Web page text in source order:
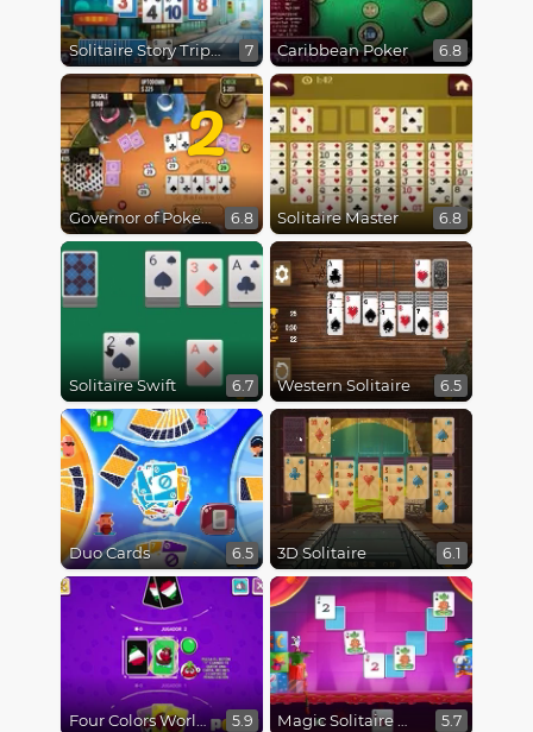
Solitaire Story Tripeaks 3 7 Caribbean Poker 6.8
2
Governor of Poker 2 6.8 Solitaire Master 6.8
Solitaire Swift 6.7 Western Solitaire 6.5
Duo Cards 6.5 3D Solitaire 6.1
Four Colors World Tour 5.9 Magic Solitaire World 5.7